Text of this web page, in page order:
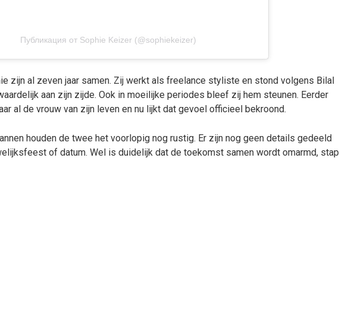
Публикация от Sophie Keizer (@sophiekeizer)
zijn al zeven jaar samen. Zij werkt als freelance styliste en stond volgens Bilal
aan zijn zijde. Ook in moeilijke periodes bleef zij hem steunen. Eerder
al de vrouw van zijn leven en nu lijkt dat gevoel officieel bekroond.
houden de twee het voorlopig nog rustig. Er zijn nog geen details gedeeld
of datum. Wel is duidelijk dat de toekomst samen wordt omarmd, stap